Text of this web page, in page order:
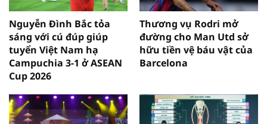
Nguyễn Đình Bắc tỏa
sáng với cú đúp giúp
tuyển Việt Nam hạ
Campuchia 3-1 ở ASEAN
Cup 2026
Thương vụ Rodri mở
đường cho Man Utd sở
hữu tiền vệ báu vật của
Barcelona